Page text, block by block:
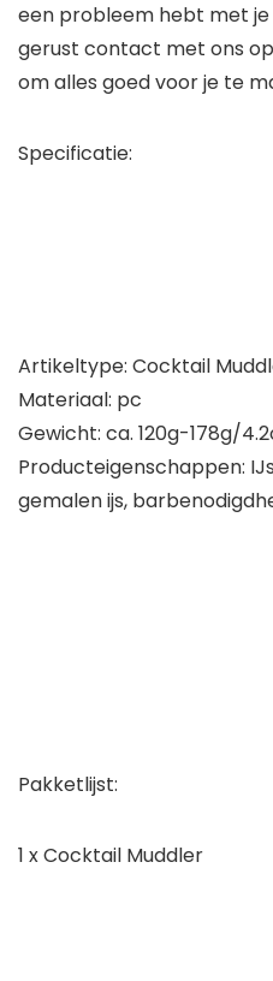
een probleem hebt met
gerust contact met ons
om alles goed voor je te
Specificatie:
Artikeltype: Cocktail
Materiaal: pc
Gewicht: ca. 120g-178g/
Producteigenschappen:
gemalen ijs,
Pakketlijst:
1 x Cocktail Muddler